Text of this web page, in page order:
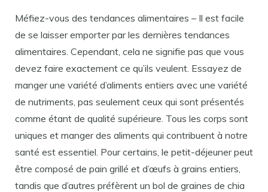
Méfiez-vous des tendances alimentaires – Il est facile
de se laisser emporter par les dernières tendances
alimentaires. Cependant, cela ne signifie pas que vous
devez faire exactement ce qu’ils veulent. Essayez de
manger une variété d’aliments entiers avec une variété
de nutriments, pas seulement ceux qui sont présentés
comme étant de qualité supérieure. Tous les corps sont
uniques et manger des aliments qui contribuent à notre
santé est essentiel. Pour certains, le petit-déjeuner peut
être composé de pain grillé et d’œufs à grains entiers,
tandis que d’autres préfèrent un bol de graines de chia